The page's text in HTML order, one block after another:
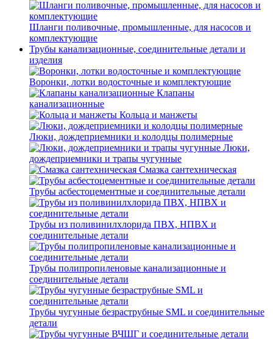
Шланги поливочные, промышленные, для насосов и
комплектующие
Трубы канализационные, соединительные детали и
изделия
Воронки, лотки водосточные и комплектующие
Клапаны
канализационные
Кольца и манжеты
Люки, дождеприемники и колодцы полимерные
Люки,
дождеприемники и трапы чугунные
Смазка сантехническая
Трубы асбестоцементные и соединительные детали
Трубы из поливинилхлорида ПВХ, НПВХ и
соединительные детали
Трубы полипропиленовые канализационные и
соединительные детали
Трубы чугунные безраструбные SML и соединительные
детали